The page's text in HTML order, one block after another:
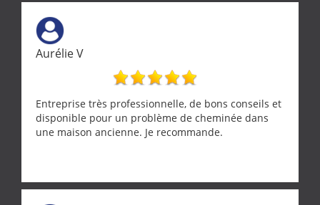
Aurélie V
Entreprise très professionnelle, de bons conseils et
disponible pour un problème de cheminée dans
une maison ancienne. Je recommande.